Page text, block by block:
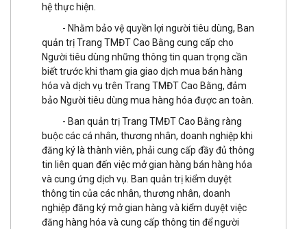
hệ thực hiện.
- Nhằm bảo vệ quyền lợi người tiêu dùng, Ban
quản trị Trang TMĐT Cao Bằng cung cấp cho
Người tiêu dùng những thông tin quan trọng cần
biết trước khi tham gia giao dịch mua bán hàng
hóa và dịch vụ trên Trang TMĐT Cao Bằng, đảm
bảo Người tiêu dùng mua hàng hóa được an toàn.
- Ban quản trị Trang TMĐT Cao Bằng ràng
buộc các cá nhân, thương nhân, doanh nghiệp khi
đăng ký là thành viên, phải cung cấp đầy đủ thông
tin liên quan đến việc mở gian hàng bán hàng hóa
và cung ứng dịch vụ. Ban quản trị kiểm duyệt
thông tin của các nhân, thương nhân, doanh
nghiệp đăng ký mở gian hàng và kiểm duyệt việc
đăng hàng hóa và cung cấp thông tin để người